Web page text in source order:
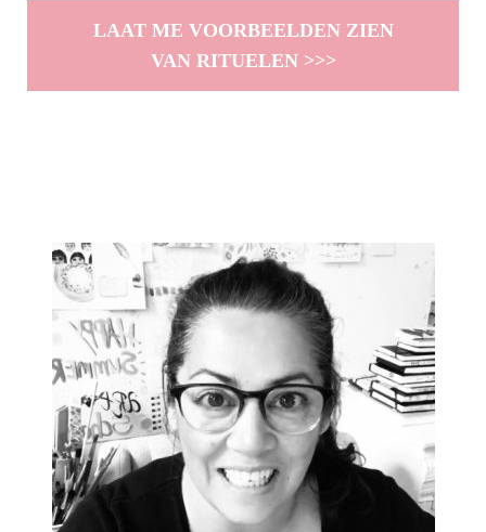
LAAT ME VOORBEELDEN ZIEN
VAN RITUELEN >>>